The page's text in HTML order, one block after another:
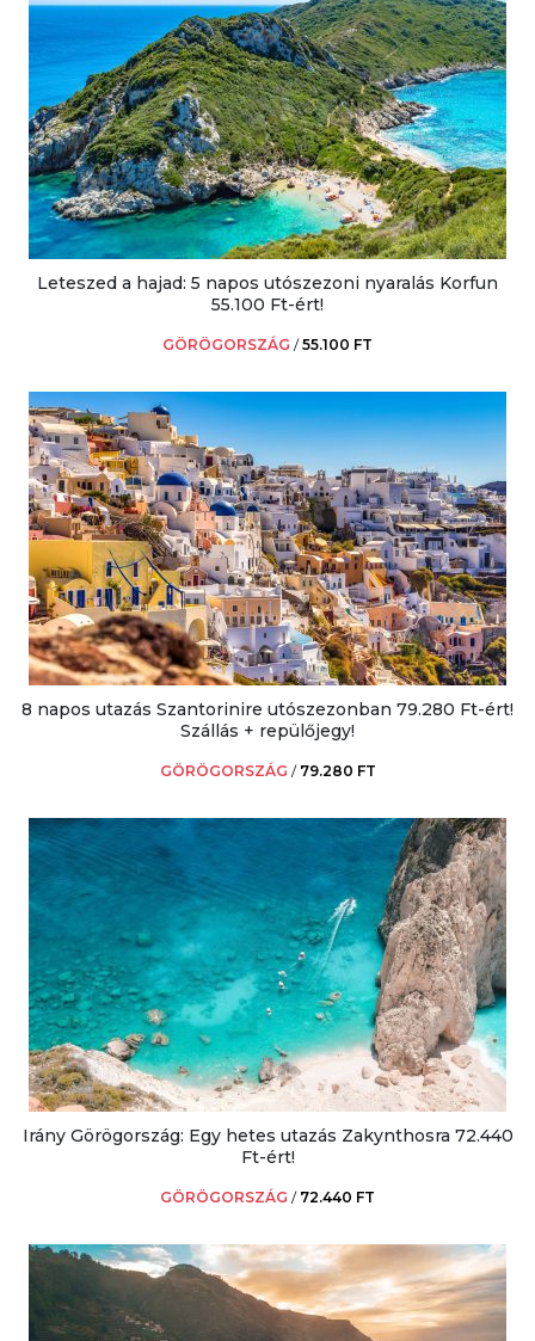
Leteszed a hajad: 5 napos utószezoni nyaralás Korfun
55.100 Ft-ért!
GÖRÖGORSZÁG /55.100 FT
8 napos utazás Szantorinire utószezonban 79.280 Ft-ért!
Szállás + repülőjegy!
GÖRÖGORSZÁG / 79.280 FT
Irány Görögország: Egy hetes utazás Zakynthosra 72.440
Ft-ért!
GÖRÖGORSZÁG / 72.440 FT